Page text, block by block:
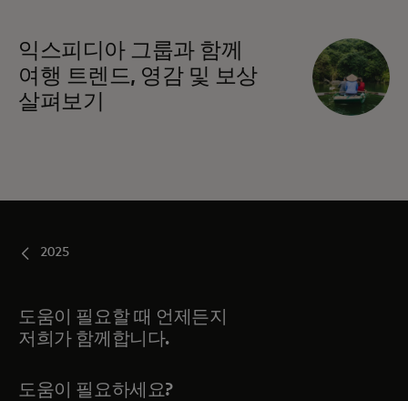
익스피디아 그룹과 함께
여행 트렌드, 영감 및 보상
살펴보기
2025
도움이 필요할 때 언제든지
저희가 함께합니다.
도움이 필요하세요?